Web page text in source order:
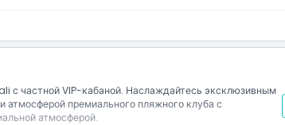
частной VIP-кабаной. Наслаждайтесь эксклюзивным
премиального пляжного клуба с
атмосферой.